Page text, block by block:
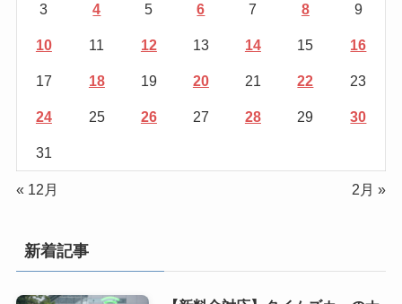
3 4 5 6 7 8 9
10 11 12 13 14 15 16
17 18 19 20 21 22 23
24 25 26 27 28 29 30
31
« 12月 2月 »
新着記事